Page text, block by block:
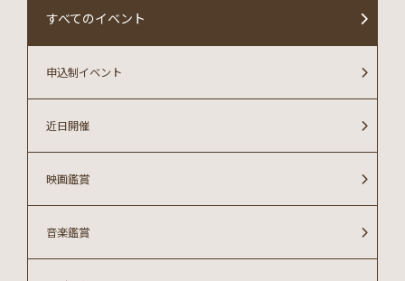
すべてのイベント
音楽鑑賞
映画鑑賞
近日開催
申込制イベント